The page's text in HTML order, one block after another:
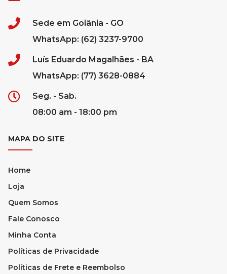
Sede em Goiânia - GO
WhatsApp: (62) 3237-9700
Luís Eduardo Magalhães - BA
WhatsApp: (77) 3628-0884
Seg. - Sab.
08:00 am - 18:00 pm
MAPA DO SITE
Home
Loja
Quem Somos
Fale Conosco
Minha Conta
Políticas de Privacidade
Políticas de Frete e Reembolso